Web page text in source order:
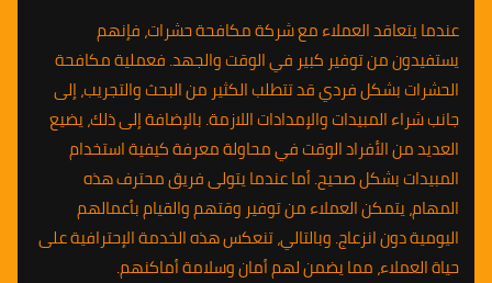
عندما يتعاقد العملاء مع شركة مكافحة حشرات، فإنهم
يستفيدون من توفير كبير في الوقت والجهد. فعملية مكافحة
الحشرات بشكل فردي قد تتطلب الكثير من البحث والتجريب، إلى
جانب شراء المبيدات والإمدادات اللازمة. بالإضافة إلى ذلك، يضيع
العديد من الأفراد الوقت في محاولة معرفة كيفية استخدام
المبيدات بشكل صحيح. أما عندما يتولى فريق محترف هذه
المهام، يتمكن العملاء من توفير وقتهم والقيام بأعمالهم
اليومية دون انزعاج. وبالتالي، تنعكس هذه الخدمة الإحترافية على
حياة العملاء، مما يضمن لهم أمان وسلامة أماكنهم.